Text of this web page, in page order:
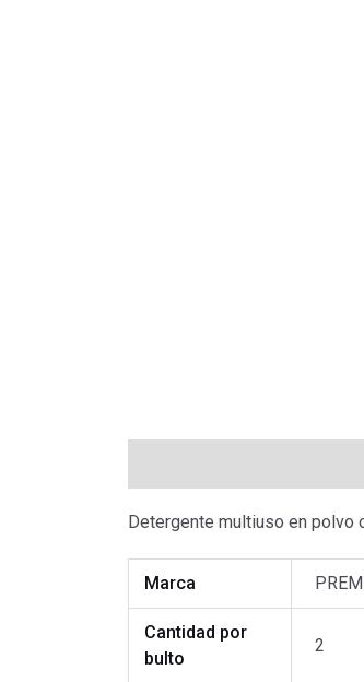
Detergente multiuso en polvo
Marca
Cantidad por
bulto
2